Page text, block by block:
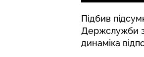
Підбив
Держслужби з
динаміка